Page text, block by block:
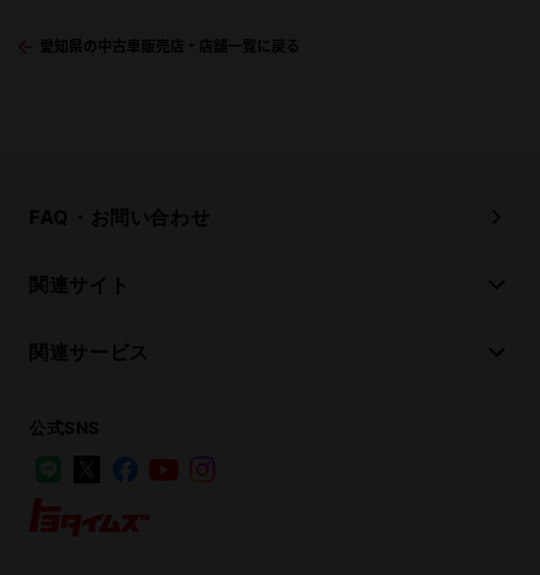
愛知県の中古車販売店・店舗一覧に戻る
FAQ・お問い合わせ
関連サイト
関連サービス
公式SNS
LINE
FacebookYouTube